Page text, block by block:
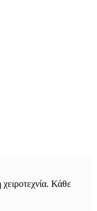
Κάθε